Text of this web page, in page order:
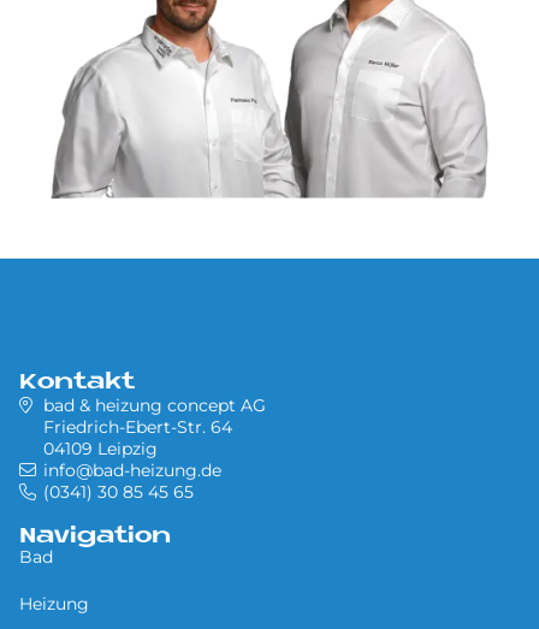
Kontakt
bad & heizung concept AG
Friedrich-Ebert-Str. 64
04109 Leipzig
info@bad-heizung.de
(0341) 30 85 45 65
Navigation
Bad
Heizung